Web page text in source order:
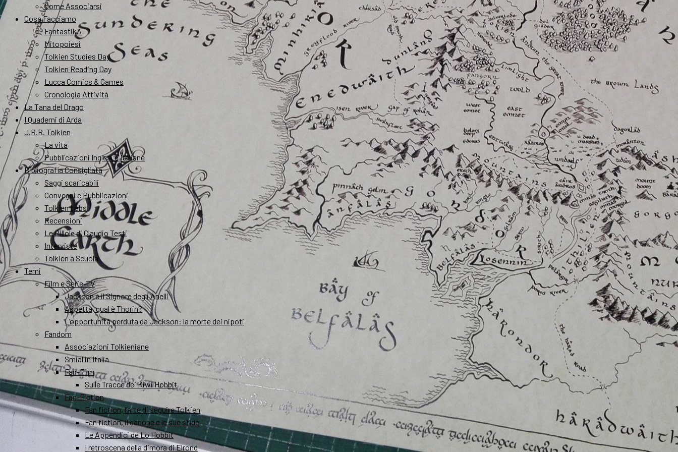
Come Associarsi
Cosa Facciamo
FantastikA
Mitopoiesi
Tolkien Studies Day
Tolkien Reading Day
Lucca Comics & Games
Cronologia Attività
La Tana del Drago
I Quaderni di Arda
J.R.R. Tolkien
La vita
Pubblicazioni Inglesi e Italiane
Bibliografia Consigliata
Saggi scaricabili
Convegni e Pubblicazioni
Tolkien Labs
Recensioni
Le Pillole di Claudio Testi
Interviste
Tolkien a Scuola
Temi
Film e Serie-TV
Jackson e il Signore degli Anelli
Aspetta, qual è Thorin?
L’opportunità perduta da Jackson: la morte dei nipoti
Fandom
Associazioni Tolkieniane
Smial in Italia
Fan-Film
Sulle Tracce dei Kiwi Hobbit
Fan-Fiction
Fan fiction, l’arte di seguire Tolkien
Fan fiction, il canone e le sue sfide
Le Appendici de Lo Hobbit
I retroscena della dimora di Elrond